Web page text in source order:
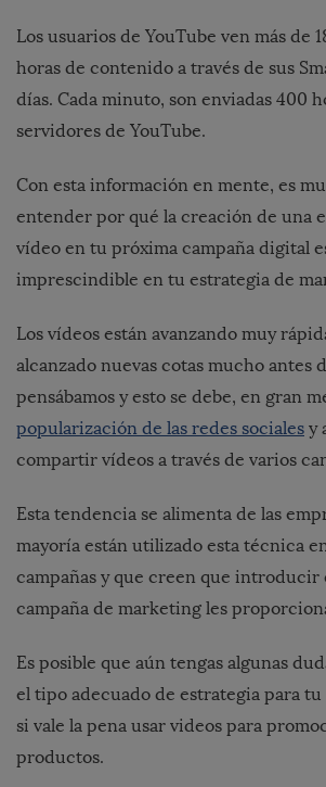
Los usuarios de YouTube ven más de
horas de contenido a través de sus
días. Cada minuto, son enviadas 400
servidores de YouTube.
Con esta información en mente, es
entender por qué la creación de una
vídeo en tu próxima campaña digital
imprescindible en tu estrategia de
Los vídeos están avanzando muy
alcanzado nuevas cotas mucho antes
pensábamos y esto se debe, en gran
popularización de las redes sociales y
compartir vídeos a través de varios
Esta tendencia se alimenta de las
mayoría están utilizado esta técnica
campañas y que creen que introducir
campaña de marketing les
Es posible que aún tengas algunas
el tipo adecuado de estrategia para
si vale la pena usar videos para
productos.